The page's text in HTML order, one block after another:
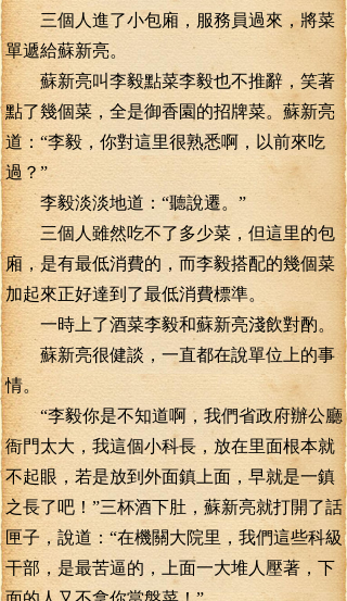
三個人進了小包廂，服務員過來，將菜
單遞給蘇新亮。
蘇新亮叫李毅點菜李毅也不推辭，笑著
點了幾個菜，全是御香園的招牌菜。蘇新亮
道：“李毅，你對這里很熟悉啊，以前來吃
過？”
李毅淡淡地道：“聽說遷。”
三個人雖然吃不了多少菜，但這里的包
廂，是有最低消費的，而李毅搭配的幾個菜
加起來正好達到了最低消費標準。
一時上了酒菜李毅和蘇新亮淺飲對酌。
蘇新亮很健談，一直都在說單位上的事
情。
“李毅你是不知道啊，我們省政府辦公廳
衙門太大，我這個小科長，放在里面根本就
不起眼，若是放到外面鎮上面，早就是一鎮
之長了吧！”三杯酒下肚，蘇新亮就打開了話
匣子，說道：“在機關大院里，我們這些科級
干部，是最苦逼的，上面一大堆人壓著，下